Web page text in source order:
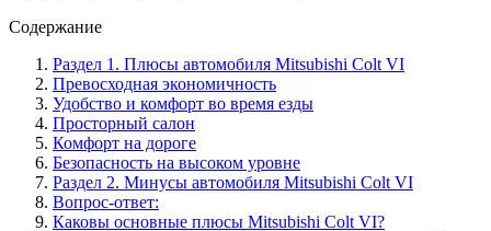
Содержание
Раздел 1. Плюсы автомобиля Mitsubishi Colt VI
Превосходная экономичность
Удобство и комфорт во время езды
Просторный салон
Комфорт на дороге
Безопасность на высоком уровне
Раздел 2. Минусы автомобиля Mitsubishi Colt VI
Вопрос-ответ:
Каковы основные плюсы Mitsubishi Colt VI?